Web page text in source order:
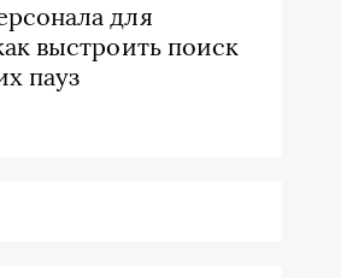
для
выстроить поиск
пауз